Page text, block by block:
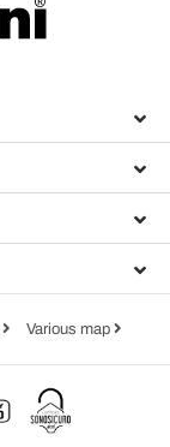
Various map